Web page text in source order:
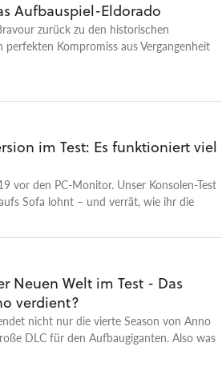
Aufbauspiel-Eldorado
zurück zu den historischen
Kompromiss aus Vergangenheit
im Test: Es funktioniert viel
vor den PC-Monitor. Unser Konsolen-Test
Sofa lohnt – und verrät, wie ihr die
Neuen Welt im Test - Das
verdient?
nicht nur die vierte Season von Anno
DLC für den Aufbaugiganten. Also was